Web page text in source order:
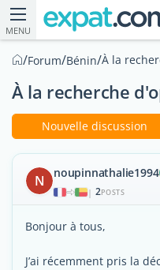
MENU
/Forum/Bénin/À la
À la recherche
Nouvelle discussion
N noupinnathalie1994
| 2POSTS
Bonjour à tous,
J’ai récemment pris la